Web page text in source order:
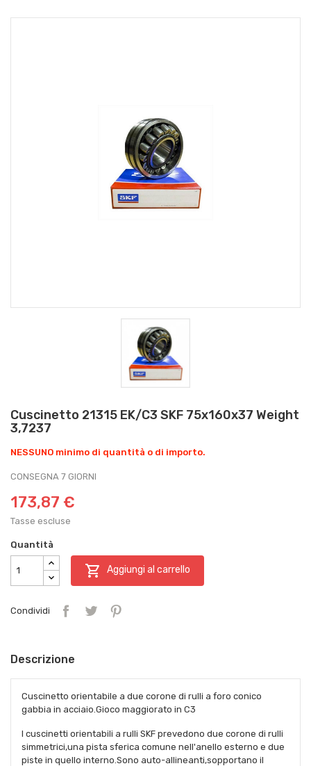
Cuscinetto 21315 EK/C3 SKF 75x160x37 Weight
3,7237
NESSUNO minimo di quantità o di importo.
CONSEGNA 7 GIORNI
173,87 €
Tasse escluse
Quantità
 Aggiungi al carrello
Condividi
Descrizione
Cuscinetto orientabile a due corone di rulli a foro conico
gabbia in acciaio.Gioco maggiorato in C3
I cuscinetti orientabili a rulli SKF prevedono due corone di rulli
simmetrici,una pista sferica comune nell'anello esterno e due
piste in quello interno.Sono auto-allineanti,sopportano il